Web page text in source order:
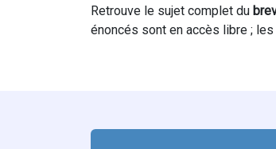
Retrouve le sujet complet du
énoncés sont en accès libre ; les